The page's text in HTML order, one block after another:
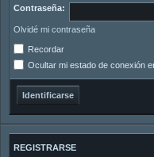
Contraseña:
Olvidé mi contraseña
Recordar
Ocultar mi estado de conexión
REGISTRARSE